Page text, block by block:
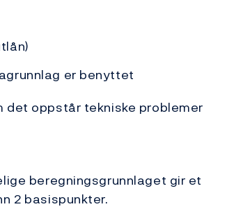
er benyttet
det oppstår tekniske problemer
beregningsgrunnlaget gir et
2 basispunkter.